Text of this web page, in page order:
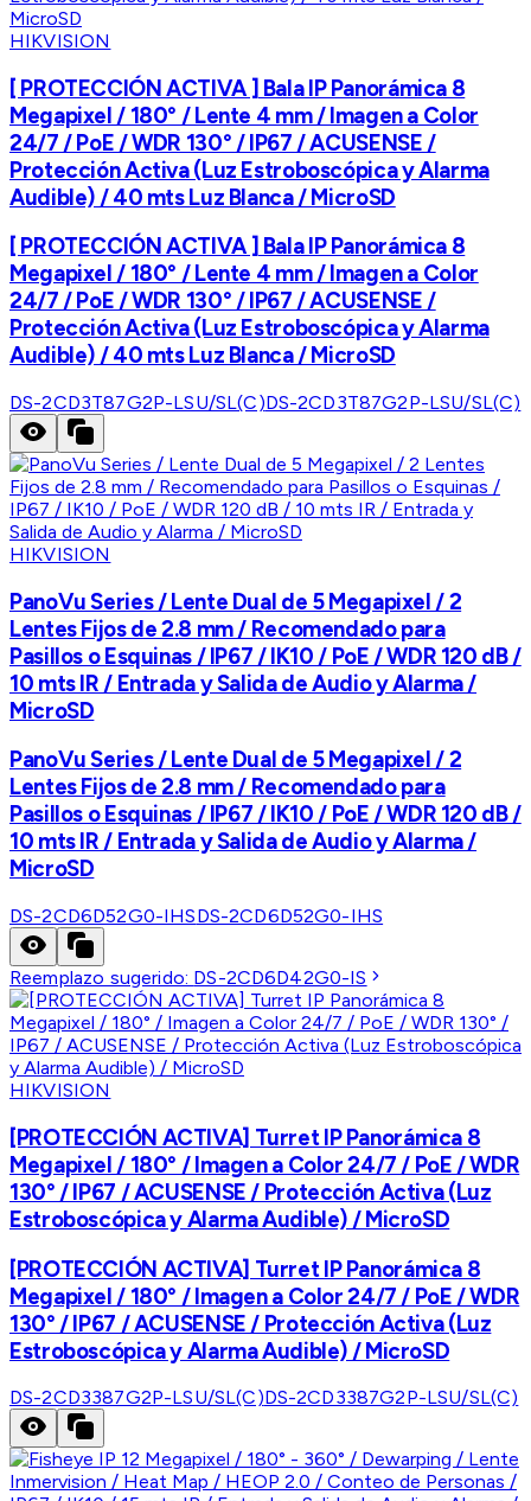
HIKVISION
[ PROTECCIÓN ACTIVA ] Bala IP Panorámica 8
Megapixel / 180° / Lente 4 mm / Imagen a Color
24/7 / PoE / WDR 130° / IP67 / ACUSENSE /
Protección Activa (Luz Estroboscópica y Alarma
Audible) / 40 mts Luz Blanca / MicroSD
[ PROTECCIÓN ACTIVA ] Bala IP Panorámica 8
Megapixel / 180° / Lente 4 mm / Imagen a Color
24/7 / PoE / WDR 130° / IP67 / ACUSENSE /
Protección Activa (Luz Estroboscópica y Alarma
Audible) / 40 mts Luz Blanca / MicroSD
DS-2CD3T87G2P-LSU/SL(C)DS-2CD3T87G2P-LSU/SL(C)
HIKVISION
PanoVu Series / Lente Dual de 5 Megapixel / 2
Lentes Fijos de 2.8 mm / Recomendado para
Pasillos o Esquinas / IP67 / IK10 / PoE / WDR 120 dB /
10 mts IR / Entrada y Salida de Audio y Alarma /
MicroSD
PanoVu Series / Lente Dual de 5 Megapixel / 2
Lentes Fijos de 2.8 mm / Recomendado para
Pasillos o Esquinas / IP67 / IK10 / PoE / WDR 120 dB /
10 mts IR / Entrada y Salida de Audio y Alarma /
MicroSD
DS-2CD6D52G0-IHSDS-2CD6D52G0-IHS
Reemplazo sugerido: DS-2CD6D42G0-IS
HIKVISION
[PROTECCIÓN ACTIVA] Turret IP Panorámica 8
Megapixel / 180° / Imagen a Color 24/7 / PoE / WDR
130° / IP67 / ACUSENSE / Protección Activa (Luz
Estroboscópica y Alarma Audible) / MicroSD
[PROTECCIÓN ACTIVA] Turret IP Panorámica 8
Megapixel / 180° / Imagen a Color 24/7 / PoE / WDR
130° / IP67 / ACUSENSE / Protección Activa (Luz
Estroboscópica y Alarma Audible) / MicroSD
DS-2CD3387G2P-LSU/SL(C)DS-2CD3387G2P-LSU/SL(C)